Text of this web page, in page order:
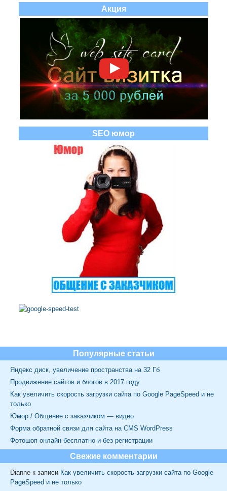
Акция
SEO юмор
Популярные статьи
Яндекс диск, увеличение пространства на 32 Гб
Продвижение сайтов и блогов в 2017 году
Как увеличить скорость загрузки сайта по Google PageSpeed и не
только
Юмор / Общение с заказчиком — видео
Форма обратной связи для сайта на CMS WordPress
Фотошоп онлайн бесплатно и без регистрации
Свежие комментарии
Dianne к записи Как увеличить скорость загрузки сайта по Google
PageSpeed и не только